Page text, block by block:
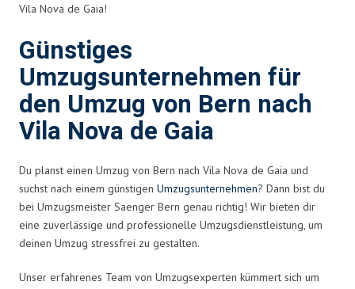
Vila Nova de Gaia!
Günstiges
Umzugsunternehmen für
den Umzug von Bern nach
Vila Nova de Gaia
Du planst einen Umzug von Bern nach Vila Nova de Gaia und
suchst nach einem günstigen Umzugsunternehmen? Dann bist du
bei Umzugsmeister Saenger Bern genau richtig! Wir bieten dir
eine zuverlässige und professionelle Umzugsdienstleistung, um
deinen Umzug stressfrei zu gestalten.
Unser erfahrenes Team von Umzugsexperten kümmert sich um